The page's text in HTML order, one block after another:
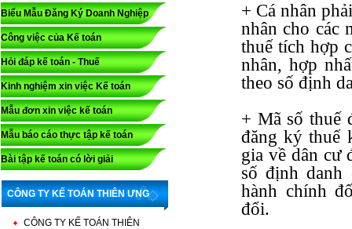
Biểu Mẫu Đăng Ký Doanh Nghiệp
Công việc của Kế toán
Hỏi đáp kế toán - Thuế
Kinh nghiệm xin việc Kế toán
Mẫu đơn xin việc kế toán
Mẫu báo cáo thực tập kế toán
Bài tập kế toán có lời giải
CÔNG TY KẾ TOÁN THIÊN ƯNG
CÔNG TY KẾ TOÁN THIÊN
+ Cá nhân
nhân cho các
thuế tích hợp
nhân, hợp
theo số định
+ Mã số thuế
đăng ký thuế
gia về dân cư
số định danh
hành chính
đổi.